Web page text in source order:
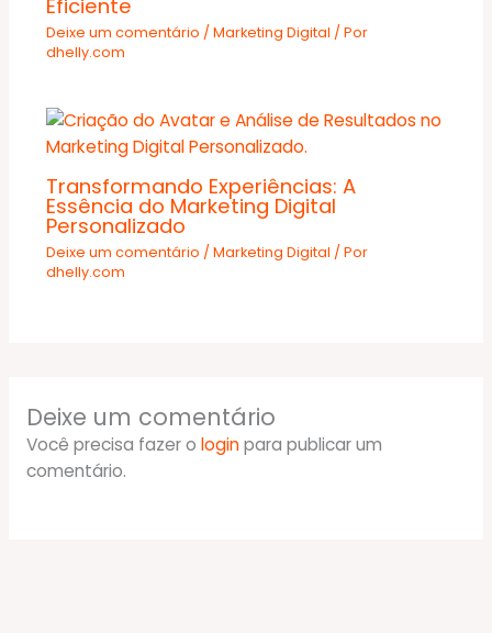
Eficiente
Deixe um comentário / Marketing Digital / Por
dhelly.com
Transformando Experiências: A
Essência do Marketing Digital
Personalizado
Deixe um comentário / Marketing Digital / Por
dhelly.com
Deixe um comentário
Você precisa fazer o loginpara publicar um
comentário.